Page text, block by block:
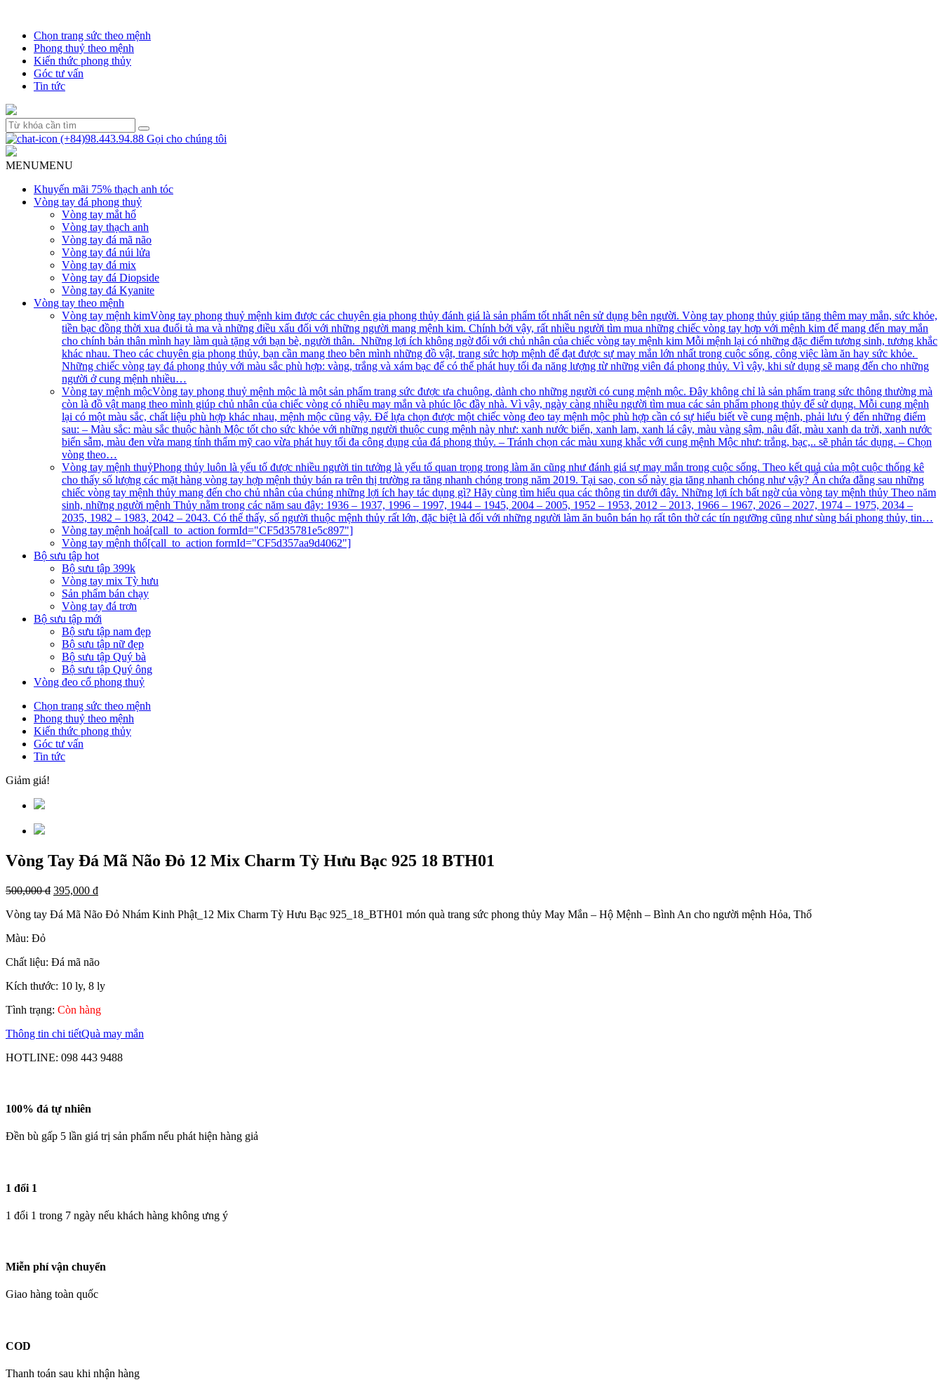
Chọn trang sức theo mệnh
Phong thuỷ theo mệnh
Kiến thức phong thủy
Góc tư vấn
Tin tức
(+84)98.443.94.88 Gọi cho chúng tôi
MENUMENU
Khuyến mãi 75% thạch anh tóc
Vòng tay đá phong thuỷ
Vòng tay mắt hổ
Vòng tay thạch anh
Vòng tay đá mã não
Vòng tay đá núi lửa
Vòng tay đá mix
Vòng tay đá Diopside
Vòng tay đá Kyanite
Vòng tay theo mệnh
Vòng tay mệnh kimVòng tay phong thuỷ mệnh kim được các chuyên gia phong thủy đánh giá là sản phẩm tốt nhất nên sử dụng bên người. Vòng tay phong thủy giúp tăng thêm may mắn, sức khỏe,
tiền bạc đồng thời xua đuổi tà ma và những điều xấu đối với những người mang mệnh kim. Chính bởi vậy, rất nhiều người tìm mua những chiếc vòng tay hợp với mệnh kim để mang đến may mắn
cho chính bản thân mình hay làm quà tặng với bạn bè, người thân. Những lợi ích không ngờ đối với chủ nhân của chiếc vòng tay mệnh kim Mỗi mệnh lại có những đặc điểm tương sinh, tương khắc
khác nhau. Theo các chuyên gia phong thủy, bạn cần mang theo bên mình những đồ vật, trang sức hợp mệnh để đạt được sự may mắn lớn nhất trong cuộc sống, công việc làm ăn hay sức khỏe.
Những chiếc vòng tay đá phong thủy với màu sắc phù hợp: vàng, trắng và xám bạc để có thể phát huy tối đa năng lượng từ những viên đá phong thủy. Vì vậy, khi sử dụng sẽ mang đến cho những
người ở cung mệnh nhiều…
Vòng tay mệnh mộcVòng tay phong thuỷ mệnh mộc là một sản phẩm trang sức được ưa chuộng, dành cho những người có cung mệnh mộc. Đây không chỉ là sản phẩm trang sức thông thường mà
còn là đồ vật mang theo mình giúp chủ nhân của chiếc vòng có nhiều may mắn và phúc lộc đầy nhà. Vì vậy, ngày càng nhiều người tìm mua các sản phẩm phong thủy để sử dụng. Mỗi cung mệnh
lại có một màu sắc, chất liệu phù hợp khác nhau, mệnh mộc cũng vậy. Để lựa chọn được một chiếc vòng đeo tay mệnh mộc phù hợp cần có sự hiểu biết về cung mệnh, phải lưu ý đến những điểm
sau: – Màu sắc: màu sắc thuộc hành Mộc tốt cho sức khỏe với những người thuộc cung mệnh này như: xanh nước biển, xanh lam, xanh lá cây, màu vàng sậm, nâu đất, màu xanh da trời, xanh nước
biển sẫm, màu đen vừa mang tính thẩm mỹ cao vừa phát huy tối đa công dụng của đá phong thủy. – Tránh chọn các màu xung khắc với cung mệnh Mộc như: trắng, bạc,.. sẽ phản tác dụng. – Chọn
vòng theo…
Vòng tay mệnh thuỷPhong thủy luôn là yếu tố được nhiều người tin tưởng là yếu tố quan trọng trong làm ăn cũng như đánh giá sự may mắn trong cuộc sống. Theo kết quả của một cuộc thống kê
cho thấy số lượng các mặt hàng vòng tay hợp mệnh thủy bán ra trên thị trường ra tăng nhanh chóng trong năm 2019. Tại sao, con số này gia tăng nhanh chóng như vậy? Ẩn chứa đằng sau những
chiếc vòng tay mệnh thủy mang đến cho chủ nhân của chúng những lợi ích hay tác dụng gì? Hãy cùng tìm hiểu qua các thông tin dưới đây. Những lợi ích bất ngờ của vòng tay mệnh thủy Theo năm
sinh, những người mệnh Thủy nằm trong các năm sau đây: 1936 – 1937, 1996 – 1997, 1944 – 1945, 2004 – 2005, 1952 – 1953, 2012 – 2013, 1966 – 1967, 2026 – 2027, 1974 – 1975, 2034 –
2035, 1982 – 1983, 2042 – 2043. Có thể thấy, số người thuộc mệnh thủy rất lớn, đặc biệt là đối với những người làm ăn buôn bán họ rất tôn thờ các tín ngưỡng cũng như sùng bái phong thủy, tin…
Vòng tay mệnh hoả[call_to_action formId="CF5d35781e5c897"]
Vòng tay mệnh thổ[call_to_action formId="CF5d357aa9d4062"]
Bộ sưu tập hot
Bộ sưu tập 399k
Vòng tay mix Tỳ hưu
Sản phẩm bán chạy
Vòng tay đá trơn
Bộ sưu tập mới
Bộ sưu tập nam đẹp
Bộ sưu tập nữ đẹp
Bộ sưu tập Quý bà
Bộ sưu tập Quý ông
Vòng đeo cổ phong thuỷ
Chọn trang sức theo mệnh
Phong thuỷ theo mệnh
Kiến thức phong thủy
Góc tư vấn
Tin tức
Giảm giá!
Vòng Tay Đá Mã Não Đỏ 12 Mix Charm Tỳ Hưu Bạc 925 18 BTH01
500,000đ 395,000 đ
Vòng tay Đá Mã Não Đỏ Nhám Kinh Phật_12 Mix Charm Tỳ Hưu Bạc 925_18_BTH01 món quà trang sức phong thủy May Mắn – Hộ Mệnh – Bình An cho người mệnh Hỏa, Thổ
Màu: Đỏ
Chất liệu: Đá mã não
Kích thước: 10 ly, 8 ly
Tình trạng: Còn hàng
Thông tin chi tiếtQuà may mắn
HOTLINE: 098 443 9488
100% đá tự nhiên
Đền bù gấp 5 lần giá trị sản phẩm nếu phát hiện hàng giả
1 đổi 1
1 đổi 1 trong 7 ngày nếu khách hàng không ưng ý
Miễn phí vận chuyển
Giao hàng toàn quốc
COD
Thanh toán sau khi nhận hàng